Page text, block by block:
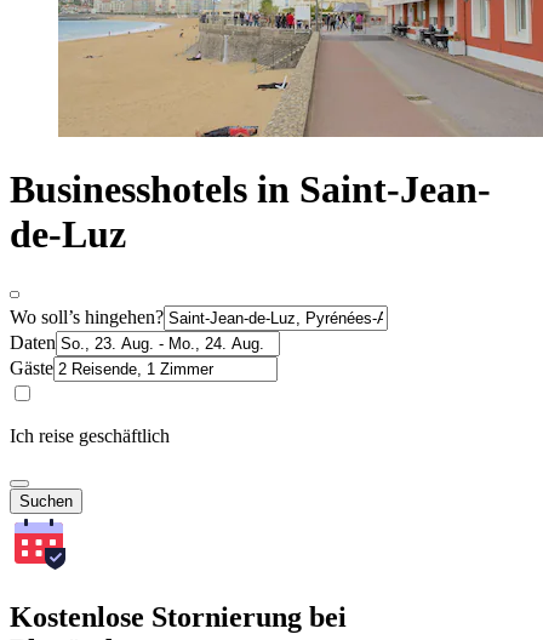
Businesshotels in Saint-Jean-
de-Luz
Wo soll’s hingehen?
Daten
Gäste
Ich reise geschäftlich
Suchen
Kostenlose Stornierung bei